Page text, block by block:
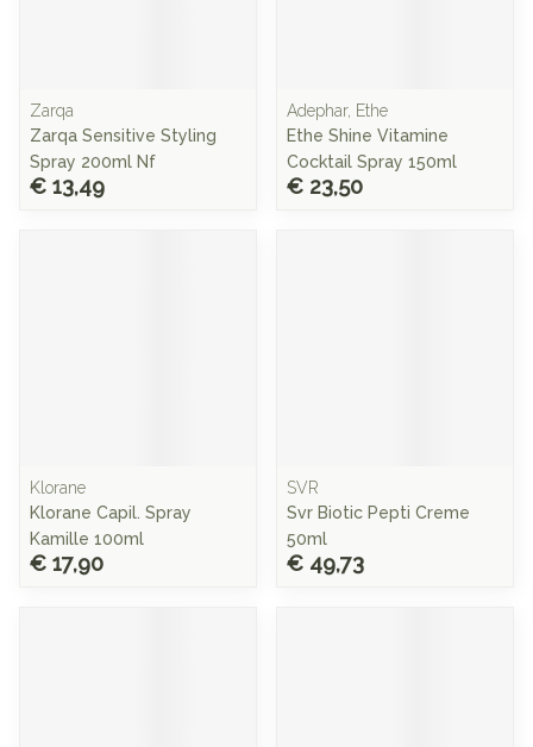
Zarqa
Zarqa Sensitive Styling
Spray 200ml Nf
€ 13,49
Adephar, Ethe
Ethe Shine Vitamine
Cocktail Spray 150ml
€ 23,50
Klorane
Klorane Capil. Spray
Kamille 100ml
€ 17,90
SVR
Svr Biotic Pepti Creme
50ml
€ 49,73